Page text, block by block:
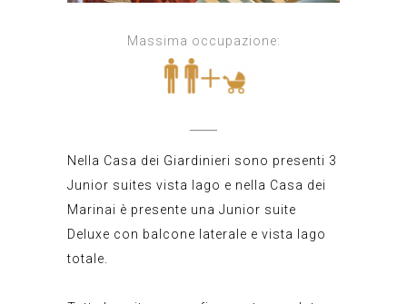
Massima occupazione:
Nella Casa dei Giardinieri sono presenti 3
Junior suites vista lago e nella Casa dei
Marinai è presente una Junior suite
Deluxe con balcone laterale e vista lago
totale.